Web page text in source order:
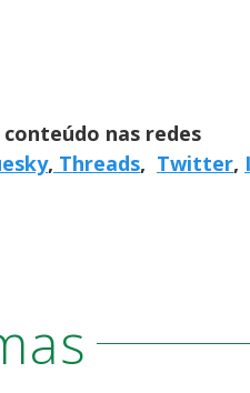
conteúdo nas redes
, Threads, Twitter,